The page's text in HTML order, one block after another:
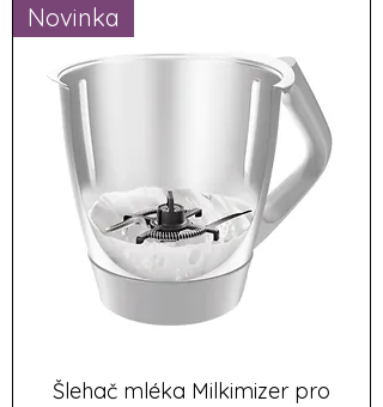
Novinka
Šlehač mléka Milkimizer pro